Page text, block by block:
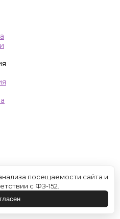
посещаемости сайта и
с ФЗ-152.